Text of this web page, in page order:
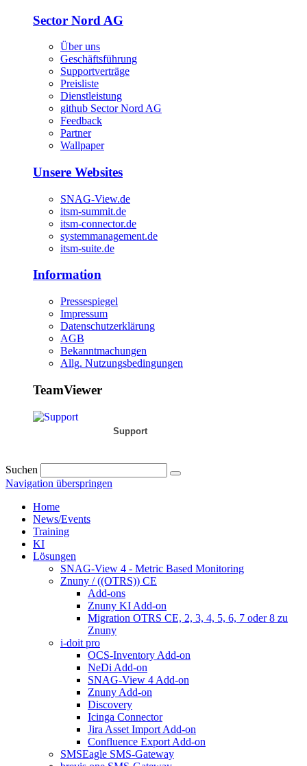
Sector Nord AG
Über uns
Geschäftsführung
Supportverträge
Preisliste
Dienstleistung
github Sector Nord AG
Feedback
Partner
Wallpaper
Unsere Websites
SNAG-View.de
itsm-summit.de
itsm-connector.de
systemmanagement.de
itsm-suite.de
Information
Pressespiegel
Impressum
Datenschutzerklärung
AGB
Bekanntmachungen
Allg. Nutzungsbedingungen
TeamViewer
Support
Suchen
Navigation überspringen
Home
News/Events
Training
KI
Lösungen
SNAG-View 4 - Metric Based Monitoring
Znuny / ((OTRS)) CE
Add-ons
Znuny KI Add-on
Migration OTRS CE, 2, 3, 4, 5, 6, 7 oder 8 zu
Znuny
i-doit pro
OCS-Inventory Add-on
NeDi Add-on
SNAG-View 4 Add-on
Znuny Add-on
Discovery
Icinga Connector
Jira Asset Import Add-on
Confluence Export Add-on
SMSEagle SMS-Gateway